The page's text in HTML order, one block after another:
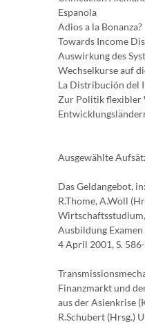
Espanola
Adios a la Bonanza?
Towards Income
Auswirkung des
Wechselkurse auf
La Distribución del
Zur Politik flexibler
Ausgewählte
Das Geldangebot,
R.Thome, A.Woll
Ausbildung
4 April 2001, S.
Finanzmarkt und
aus der Asienkrise
R.Schubert (Hrsg.)